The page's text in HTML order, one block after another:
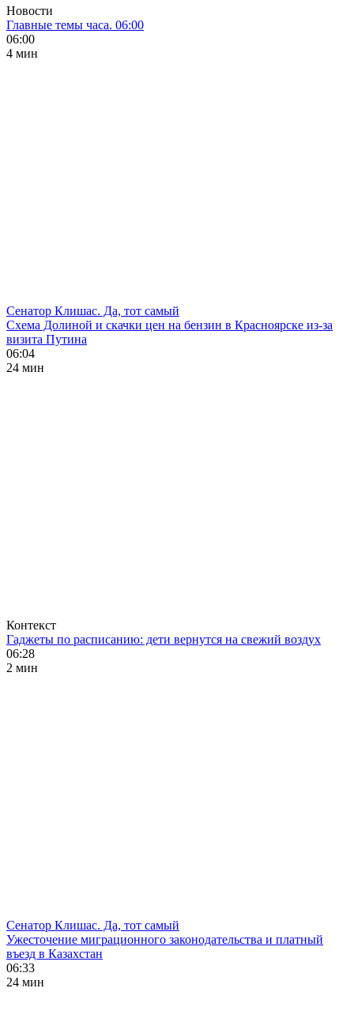
Новости
Главные темы часа. 06:00
06:00
4 мин
Сенатор Клишас. Да, тот самый
Схема Долиной и скачки цен на бензин в Красноярске из-за
визита Путина
06:04
24 мин
Контекст
Гаджеты по расписанию: дети вернутся на свежий воздух
06:28
2 мин
Сенатор Клишас. Да, тот самый
Ужесточение миграционного законодательства и платный
въезд в Казахстан
06:33
24 мин